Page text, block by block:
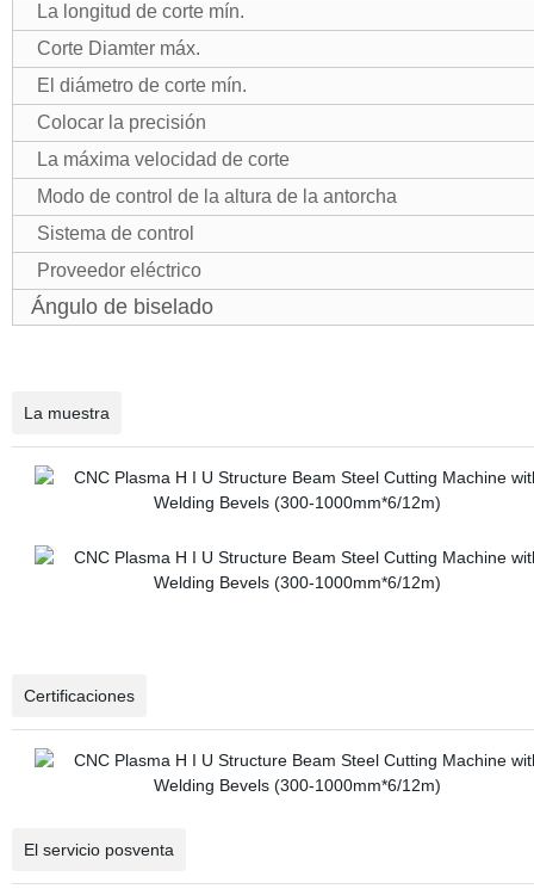
La longitud de corte mín.
Corte Diamter máx.
El diámetro de corte mín.
Colocar la precisión
La máxima velocidad de corte
Modo de control de la altura de la antorcha
Sistema de control
Proveedor eléctrico
Ángulo de biselado
La muestra
Certificaciones
El servicio posventa